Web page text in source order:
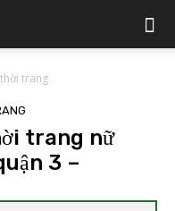
trang
trang nữ
3 –